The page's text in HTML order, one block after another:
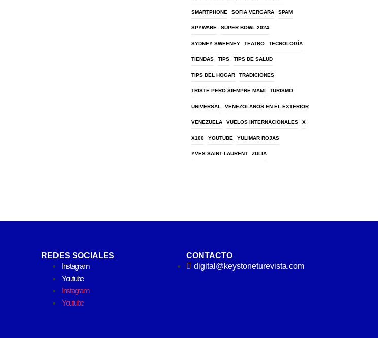
SMARTPHONE SOFIA VERGARA SPAM
SPYWARE SUPER BOWL 2024
SYDNEY SWEENEY TEATRO TECNOLOGÍA
TIENDAS TIPS TIPS DE SALUD
TIPS DEL HOGAR TRADICIONES
TRISTE PERO SIEMPRE MAMI TURISMO
UNIVERSAL VENEZOLANOS EN EL EXTERIOR
VENEZUELA VUELOS INTERNACIONALES X
X100 YOUTUBE YULIMAR ROJAS
YVES SAINT LAURENT ZULIA
REDES SOCIALES
Instagram
Youtube
Instagram
Youtube
CONTACTO
digital@keystoneturevista.com